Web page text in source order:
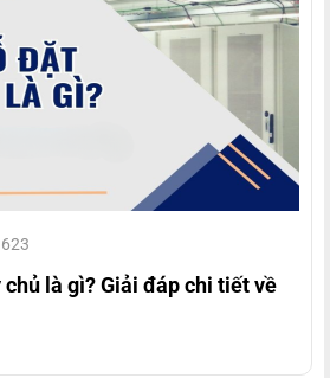
là gì? Giải đáp chi tiết về